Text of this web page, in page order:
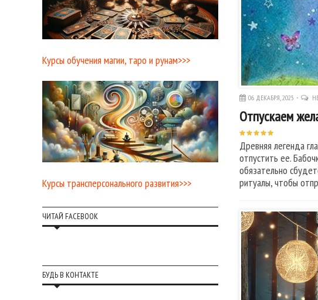
06 ДЕКАБРЯ, 2025
Отпускаем
Древняя легенда
отпустить ее.
обязательно
ритуалы, чтобы
Курсы обучения магии, таро и рунам>>>
Курсы трансперсонального развития>>>
ЧИТАЙ FACEBOOK
БУДЬ В КОНТАКТЕ